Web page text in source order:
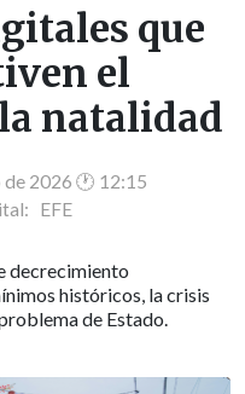
que
el
natalidad
2026 🕐 12:15
EFE
decrecimiento
históricos, la crisis
de Estado.